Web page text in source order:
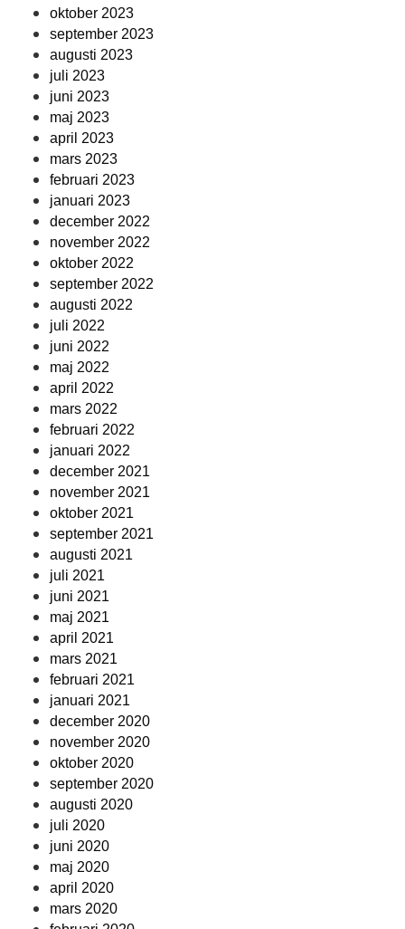
oktober 2023
september 2023
augusti 2023
juli 2023
juni 2023
maj 2023
april 2023
mars 2023
februari 2023
januari 2023
december 2022
november 2022
oktober 2022
september 2022
augusti 2022
juli 2022
juni 2022
maj 2022
april 2022
mars 2022
februari 2022
januari 2022
december 2021
november 2021
oktober 2021
september 2021
augusti 2021
juli 2021
juni 2021
maj 2021
april 2021
mars 2021
februari 2021
januari 2021
december 2020
november 2020
oktober 2020
september 2020
augusti 2020
juli 2020
juni 2020
maj 2020
april 2020
mars 2020